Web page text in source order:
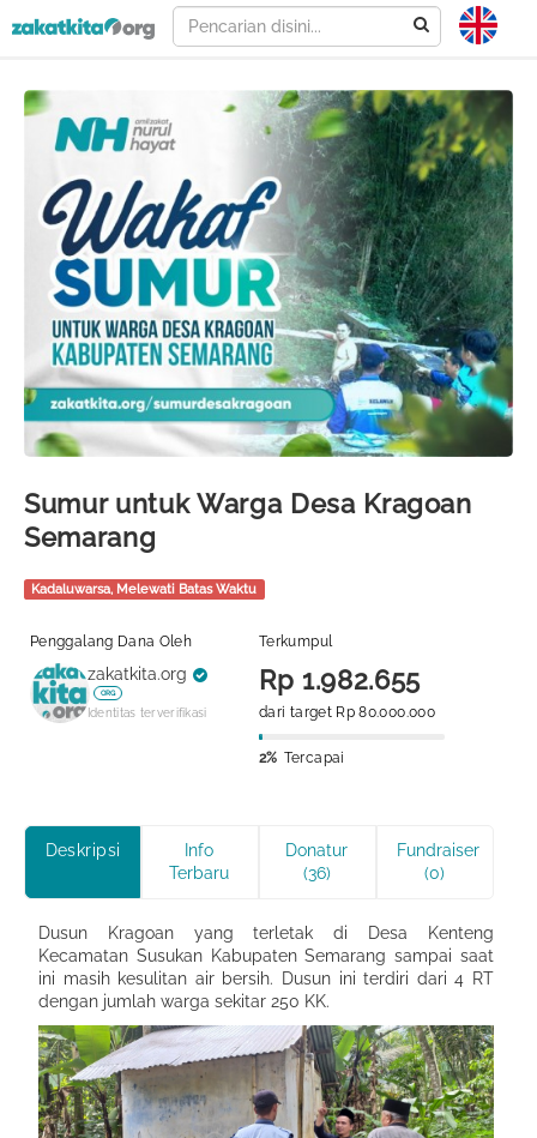
Sumur untuk Warga Desa Kragoan
Semarang
Kadaluwarsa, Melewati Batas Waktu
Penggalang Dana Oleh
zakatkita.org
ORG
Identitas terverifikasi
Terkumpul
Rp 1.982.655
dari target Rp 80.000.000
2% Tercapai
Deskripsi
Info
Terbaru
Donatur
(36)
Fundraiser
(0)
Dusun Kragoan yang terletak di Desa Kenteng
Kecamatan Susukan Kabupaten Semarang sampai saat
ini masih kesulitan air bersih. Dusun ini terdiri dari 4 RT
dengan jumlah warga sekitar 250 KK.